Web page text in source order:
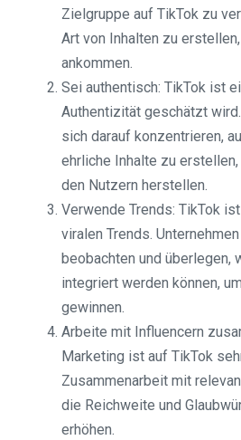
Zielgruppe auf TikTok zu
Art von Inhalten zu
ankommen.
Sei authentisch: TikTok ist
Authentizität geschätzt
sich darauf konzentrieren,
ehrliche Inhalte zu
den Nutzern herstellen.
Verwende Trends: TikTok
viralen Trends.
beobachten und überlegen,
integriert werden können,
gewinnen.
Arbeite mit Influencern
Marketing ist auf TikTok
Zusammenarbeit mit
die Reichweite und
erhöhen.